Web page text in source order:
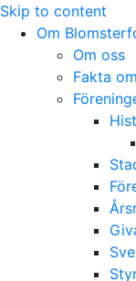
Skip to content
Om
Om oss
Fakta